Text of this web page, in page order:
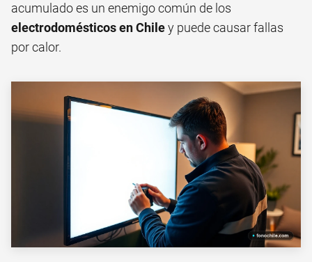
acumulado es un enemigo común de los
electrodomésticos en Chiley puede causar fallas
por calor.